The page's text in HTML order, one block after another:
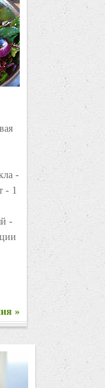
-
- 1
-
»